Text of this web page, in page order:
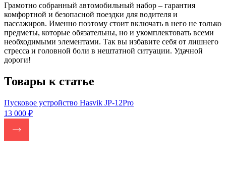
Грамотно собранный автомобильный набор – гарантия
комфортной и безопасной поездки для водителя и
пассажиров. Именно поэтому стоит включать в него не только
предметы, которые обязательны, но и укомплектовать всеми
необходимыми элементами. Так вы избавите себя от лишнего
стресса и головной боли в нештатной ситуации. Удачной
дороги!
Товары к статье
Пусковое устройство Hasvik JP-12Pro
13 000 ₽